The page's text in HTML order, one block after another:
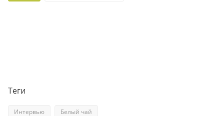
Теги
Интервью Белый чай